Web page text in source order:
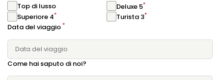
Top di lusso
Deluxe 5*
Superiore 4* Turista 3*
Data del viaggio *
Come hai saputo di noi?